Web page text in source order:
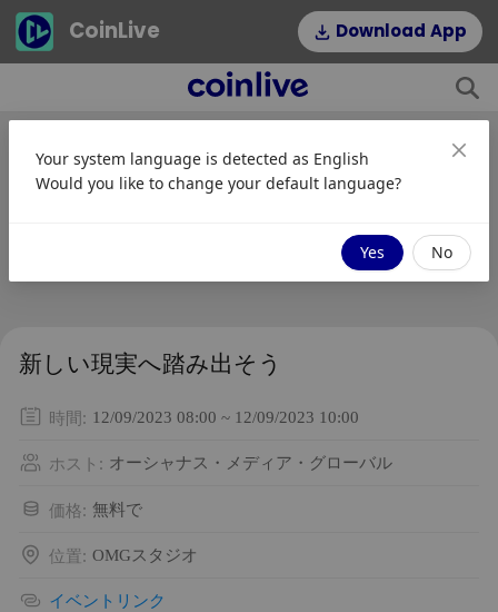
CoinLive Download App
新しい現実へ踏み出そう
時間: 12/09/2023 08:00 ~ 12/09/2023 10:00
ホスト : オーシャナス・メディア・グローバル
価格: 無料で
位置: OMGスタジオ
イベントリンク
Your system language is detected as English
Would you like to change your default language?
Yes No